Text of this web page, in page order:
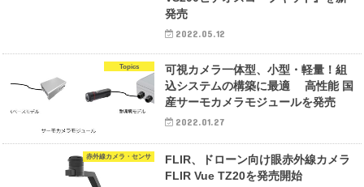
発売
2022.05.12
Topics
可視カメラ一体型、小型・軽量！組
込システムの構築に最適 高性能 国
産サーモカメラモジュールを発売
2022.01.27
赤外線カメラ・センサ
FLIR、ドローン向け眼赤外線カメラ
FLIR Vue TZ20を発売開始